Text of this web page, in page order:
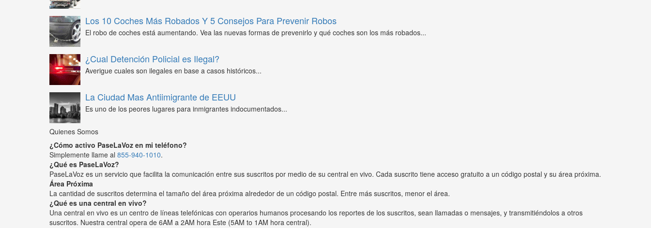
Los 10 Coches Más Robados Y 5 Consejos Para Prevenir Robos
El robo de coches está aumentando. Vea las nuevas formas de prevenirlo y qué coches son los más robados...
¿Cual Detención Policial es Ilegal?
Averigue cuales son ilegales en base a casos históricos...
La Ciudad Mas Antiimigrante de EEUU
Es uno de los peores lugares para inmigrantes indocumentados...
Quienes Somos
¿Cómo activo PaseLaVoz en mi teléfono?
Simplemente llame al 855-940-1010.
¿Qué es PaseLaVoz?
PaseLaVoz es un servicio que facilita la comunicación entre sus suscritos por medio de su central en vivo. Cada suscrito tiene acceso gratuito a un código postal y su área próxima.
Área Próxima
La cantidad de suscritos determina el tamaño del área próxima alrededor de un código postal. Entre más suscritos, menor el área.
¿Qué es una central en vivo?
Una central en vivo es un centro de líneas telefónicas con operarios humanos procesando los reportes de los suscritos, sean llamadas o mensajes, y transmitiéndolos a otros
suscritos. Nuestra central opera de 6AM a 2AM hora Este (5AM to 1AM hora central).